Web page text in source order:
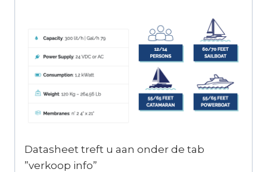
Datasheet treft u aan onder de tab
”verkoop info”